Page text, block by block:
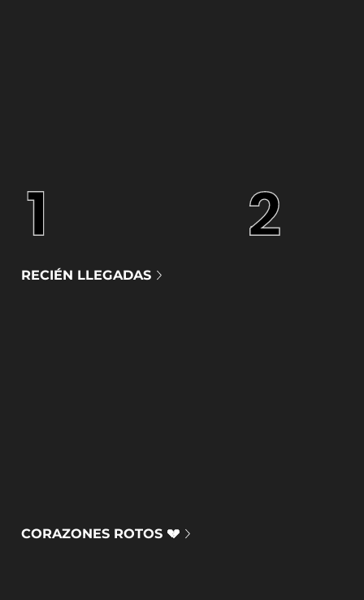
RECIÉN LLEGADAS
CORAZONES ROTOS 💔